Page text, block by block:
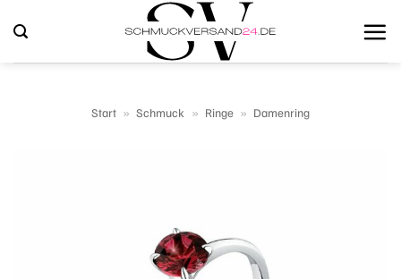
Inhalt
springen
Start » Schmuck » Ringe » Damenring